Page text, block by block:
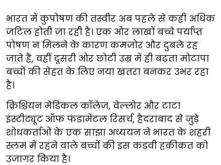
भारत में कुपोषण की तस्वीर अब पहले से कहीं अधिक
जटिल होती जा रही है। एक ओर लाखों बच्चे पर्याप्त
पोषण न मिलने के कारण कमजोर और दुबले रह
जाते हैं, वहीं दूसरी ओर छोटी उम्र में ही बढ़ता मोटापा
बच्चों की सेहत के लिए नया खतरा बनकर उभर रहा
है।
क्रिश्चियन मेडिकल कॉलेज, वेल्लोर और टाटा
इंस्टीट्यूट ऑफ फंडामेंटल रिसर्च, हैदराबाद से जुड़े
शोधकर्ताओं के एक साझा अध्ययन ने भारत के शहरी
स्लम में रहने वाले बच्चों की इस कड़वी हकीकत को
उजागर किया है।